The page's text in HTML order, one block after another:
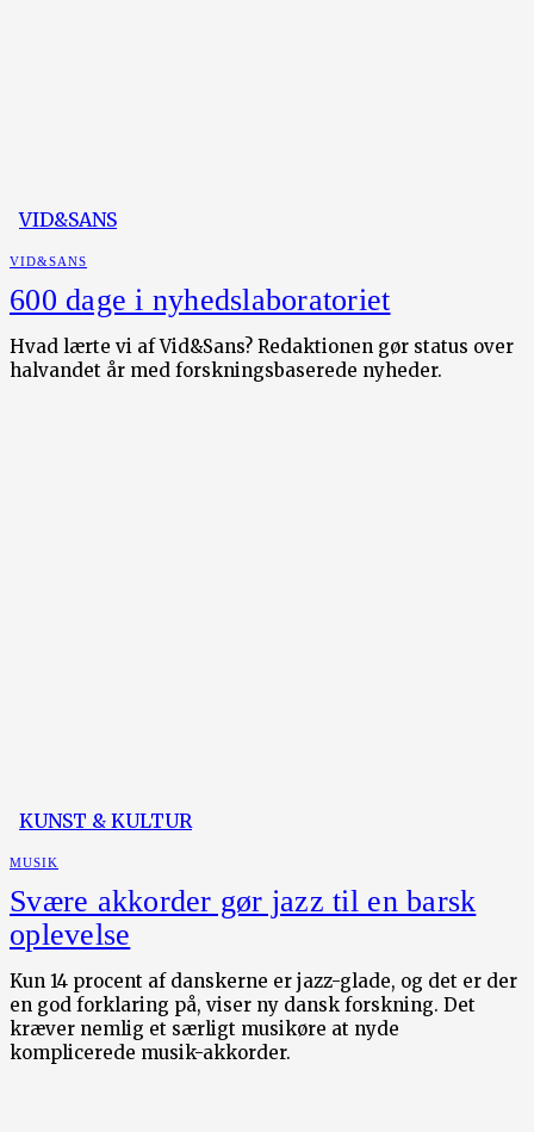
VID&SANS
VID&SANS
600 dage i nyhedslaboratoriet
Hvad lærte vi af Vid&Sans? Redaktionen gør status over
halvandet år med forskningsbaserede nyheder.
KUNST & KULTUR
MUSIK
Svære akkorder gør jazz til en barsk
oplevelse
Kun 14 procent af danskerne er jazz-glade, og det er der
en god forklaring på, viser ny dansk forskning. Det
kræver nemlig et særligt musikøre at nyde
komplicerede musik-akkorder.